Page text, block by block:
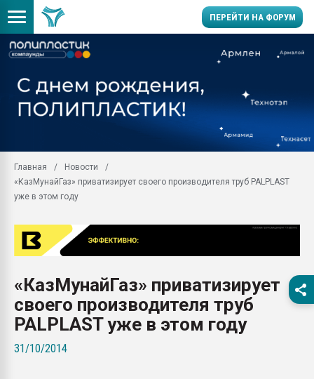
ПЕРЕЙТИ НА ФОРУМ
Подмосковье, Москва
первый план в
ситуацией на
вакуумного
Продам отходы
поликарбоната и АБС-
Armaloy PC/ABS-1IM
26.07.2022 "Сибирский
Главная
Новости
«КазМунайГаз» приватизирует своего производителя труб PALPLAST
уже в этом году
«КазМунайГаз» приватизирует
своего производителя труб
PALPLAST уже в этом году
31/10/2014